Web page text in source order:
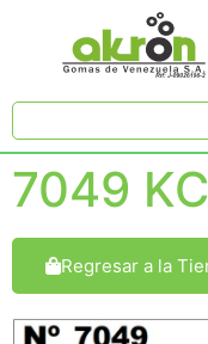
7049
Regresar a la